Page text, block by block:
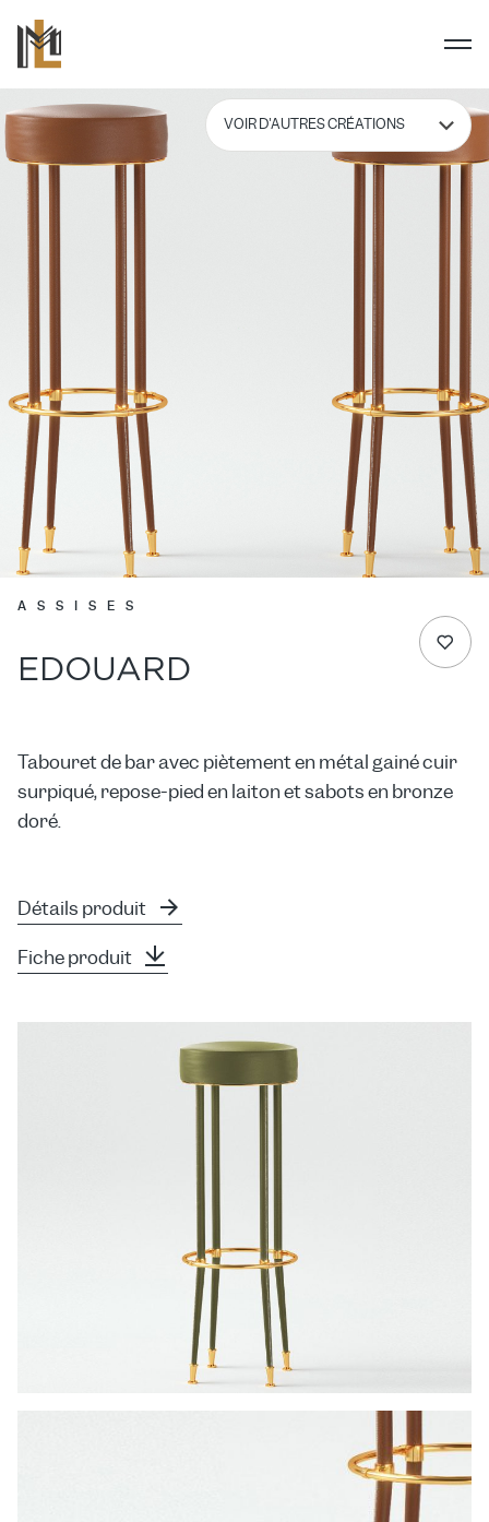
ASSISES
EDOUARD
Tabouret de bar avec piètement en métal gainé cuir
surpiqué, repose-pied en laiton et sabots en bronze
doré.
Détails produit
Fiche produit